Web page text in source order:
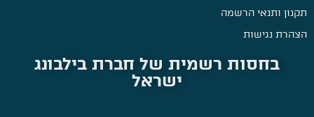
תקנון ותנאי הרשמה
הצהרת נגישות
בחסות רשמית של חברת בילבונג
ישראל